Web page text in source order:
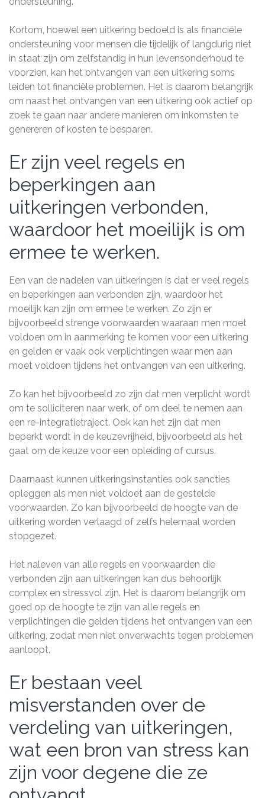
Kortom, hoewel een uitkering bedoeld is als financiële
ondersteuning voor mensen die tijdelijk of langdurig niet
in staat zijn om zelfstandig in hun levensonderhoud te
voorzien, kan het ontvangen van een uitkering soms
leiden tot financiële problemen. Het is daarom belangrijk
om naast het ontvangen van een uitkering ook actief op
zoek te gaan naar andere manieren om inkomsten te
genereren of kosten te besparen.
Er zijn veel regels en
beperkingen aan
uitkeringen verbonden,
waardoor het moeilijk is om
ermee te werken.
Een van de nadelen van uitkeringen is dat er veel regels
en beperkingen aan verbonden zijn, waardoor het
moeilijk kan zijn om ermee te werken. Zo zijn er
bijvoorbeeld strenge voorwaarden waaraan men moet
voldoen om in aanmerking te komen voor een uitkering
en gelden er vaak ook verplichtingen waar men aan
moet voldoen tijdens het ontvangen van een uitkering.
Zo kan het bijvoorbeeld zo zijn dat men verplicht wordt
om te solliciteren naar werk, of om deel te nemen aan
een re-integratietraject. Ook kan het zijn dat men
beperkt wordt in de keuzevrijheid, bijvoorbeeld als het
gaat om de keuze voor een opleiding of cursus.
Daarnaast kunnen uitkeringsinstanties ook sancties
opleggen als men niet voldoet aan de gestelde
voorwaarden. Zo kan bijvoorbeeld de hoogte van de
uitkering worden verlaagd of zelfs helemaal worden
stopgezet.
Het naleven van alle regels en voorwaarden die
verbonden zijn aan uitkeringen kan dus behoorlijk
complex en stressvol zijn. Het is daarom belangrijk om
goed op de hoogte te zijn van alle regels en
verplichtingen die gelden tijdens het ontvangen van een
uitkering, zodat men niet onverwachts tegen problemen
aanloopt.
Er bestaan ​​veel
misverstanden over de
verdeling van uitkeringen,
wat een bron van stress kan
zijn voor degene die ze